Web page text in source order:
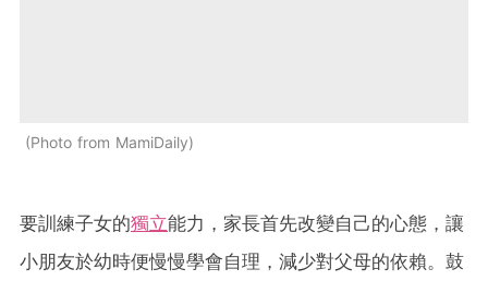
Photo from MamiDaily
要訓練子女的獨立能力，家長首先改變自己的心態，讓
小朋友於幼時便慢慢學會自理，減少對父母的依賴。鼓